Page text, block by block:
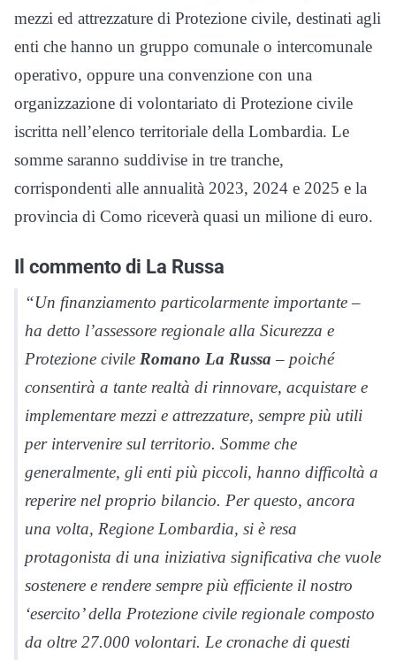
mezzi ed attrezzature di Protezione civile, destinati agli
enti che hanno un gruppo comunale o intercomunale
operativo, oppure una convenzione con una
organizzazione di volontariato di Protezione civile
iscritta nell’elenco territoriale della Lombardia. Le
somme saranno suddivise in tre tranche,
corrispondenti alle annualità 2023, 2024 e 2025 e la
provincia di Como riceverà quasi un milione di euro.
Il commento di La Russa
“Un finanziamento particolarmente importante –
ha detto l’assessore regionale alla Sicurezza e
Protezione civile Romano La Russa – poiché
consentirà a tante realtà di rinnovare, acquistare e
implementare mezzi e attrezzature, sempre più utili
per intervenire sul territorio. Somme che
generalmente, gli enti più piccoli, hanno difficoltà a
reperire nel proprio bilancio. Per questo, ancora
una volta, Regione Lombardia, si è resa
protagonista di una iniziativa significativa che vuole
sostenere e rendere sempre più efficiente il nostro
‘esercito’ della Protezione civile regionale composto
da oltre 27.000 volontari. Le cronache di questi